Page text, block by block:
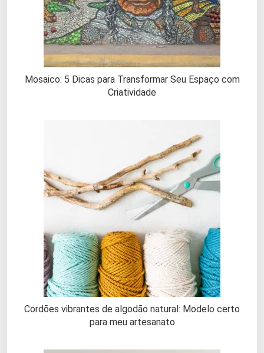
Mosaico: 5 Dicas para Transformar Seu Espaço com
Criatividade
Cordões vibrantes de algodão natural: Modelo certo
para meu artesanato